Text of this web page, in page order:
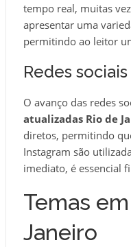
tempo real, muitas
apresentar uma
permitindo ao leitor
Redes
O avanço das redes
atualizadas Rio de
diretos, permitindo
Instagram são
imediato, é essencial
Temas
Janeiro